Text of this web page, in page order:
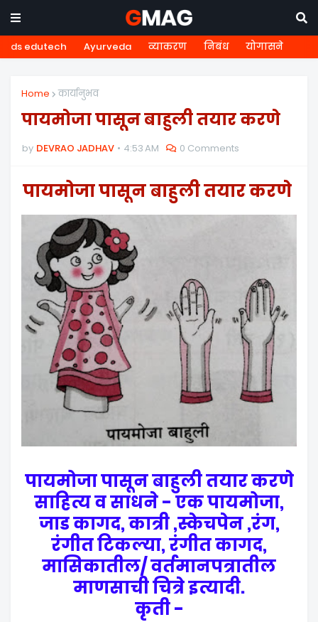
ds edutech Ayurveda व्याकरण निबंध योगासने
Home कार्यानुभव
पायमोजा पासून बाहुली तयार करणे
by DEVRAO JADHAV 4:53 AM 0 Comments
पायमोजा पासून बाहुली तयार करणे
पायमोजा पासून बाहुली तयार करणे
साहित्य व साधने - एक पायमोजा,
जाड कागद, कात्री ,स्केचपेन ,रंग,
रंगीत टिकल्या, रंगीत कागद,
मासिकातील/ वर्तमानपत्रातील
माणसाची चित्रे इत्यादी.
कृती -